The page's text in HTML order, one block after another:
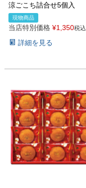
涼ごこち詰合せ5個入
現物商品
当店特別価格 ¥1,350税込
詳細を見る